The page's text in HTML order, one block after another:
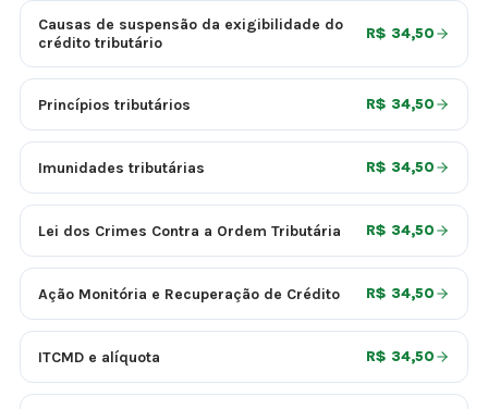
Causas de suspensão da exigibilidade do
crédito tributário
R$ 34,50
Princípios tributários R$ 34,50
Imunidades tributárias R$ 34,50
Lei dos Crimes Contra a Ordem Tributária R$ 34,50
Ação Monitória e Recuperação de Crédito R$ 34,50
ITCMD e alíquota R$ 34,50